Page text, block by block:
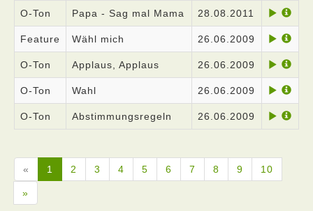
O-Ton Papa - Sag mal Mama 28.08.2011
Feature Wähl mich 26.06.2009
O-Ton Applaus, Applaus 26.06.2009
O-Ton Wahl 26.06.2009
O-Ton Abstimmungsregeln 26.06.2009
« 1 2 3 4 5 6 7 8 9 10
»